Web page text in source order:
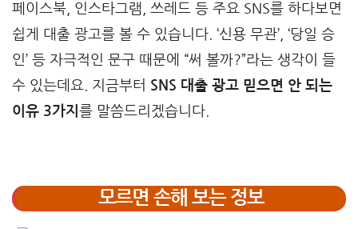
페이스북, 인스타그램, 쓰레드 등 주요 SNS를 하다보면
쉽게 대출 광고를 볼 수 있습니다. ‘신용 무관’, ‘당일 승
인’ 등 자극적인 문구 때문에 “써 볼까?”라는 생각이 들
수 있는데요. 지금부터 SNS 대출 광고 믿으면 안 되는
이유 3가지 를 말씀드리겠습니다.
모르면 손해 보는 정보